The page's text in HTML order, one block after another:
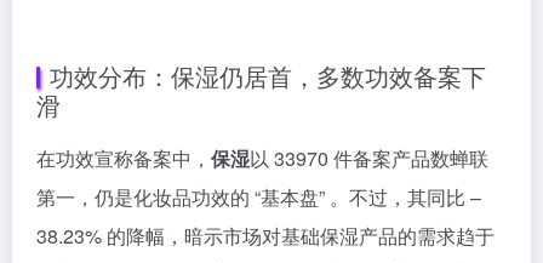
功效分布：保湿仍居首，多数功效备案下
滑
在功效宣称备案中， 保湿以 33970 件备案产品数蝉联
第一，仍是化妆品功效的 “基本盘” 。不过，其同比 –
38.23% 的降幅，暗示市场对基础保湿产品的需求趋于